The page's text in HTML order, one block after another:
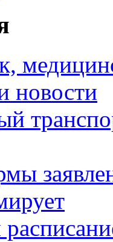
новости